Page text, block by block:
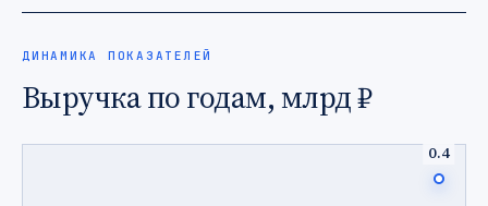
ДИНАМИКА ПОКАЗАТЕЛЕЙ
Выручка по годам, млрд ₽
0.4